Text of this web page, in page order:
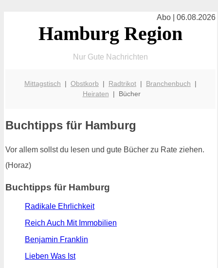
Abo | 06.08.2026
Hamburg Region
Nur Gute Nachrichten
Mittagstisch | Obstkorb | Radtrikot | Branchenbuch |
Heiraten | Bücher
Buchtipps für Hamburg
Vor allem sollst du lesen und gute Bücher zu Rate ziehen.
(Horaz)
Buchtipps für Hamburg
Radikale Ehrlichkeit
Reich Auch Mit Immobilien
Benjamin Franklin
Lieben Was Ist